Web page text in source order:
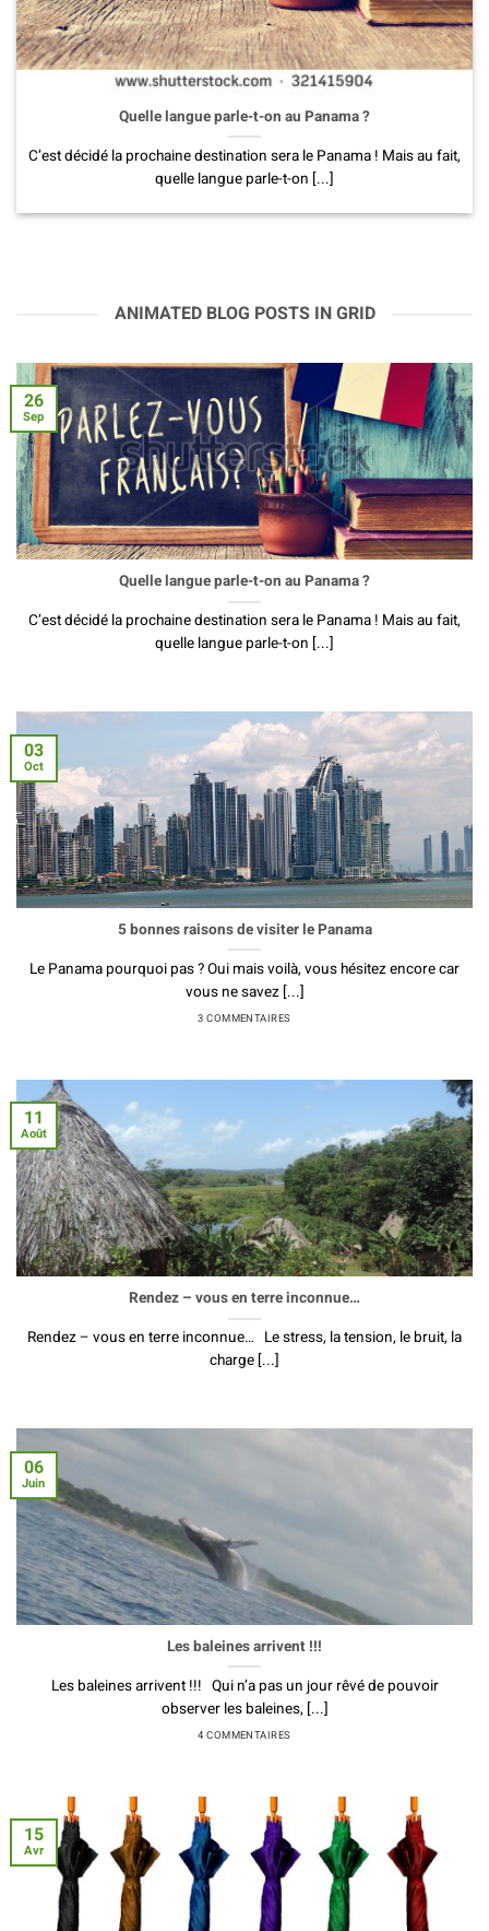
Quelle langue parle-t-on au Panama ?
C’est décidé la prochaine destination sera le Panama ! Mais au fait,
quelle langue parle-t-on [...]
ANIMATED BLOG POSTS IN GRID
Quelle langue parle-t-on au Panama ?
C’est décidé la prochaine destination sera le Panama ! Mais au fait,
quelle langue parle-t-on [...]
26
Sep
5 bonnes raisons de visiter le Panama
Le Panama pourquoi pas ? Oui mais voilà, vous hésitez encore car
vous ne savez [...]
3 COMMENTAIRES
03
Oct
Rendez – vous en terre inconnue…
Rendez – vous en terre inconnue… Le stress, la tension, le bruit, la
charge [...]
11
Août
Les baleines arrivent !!!
Les baleines arrivent !!! Qui n’a pas un jour rêvé de pouvoir
observer les baleines, [...]
4 COMMENTAIRES
06
Juin
15
Avr